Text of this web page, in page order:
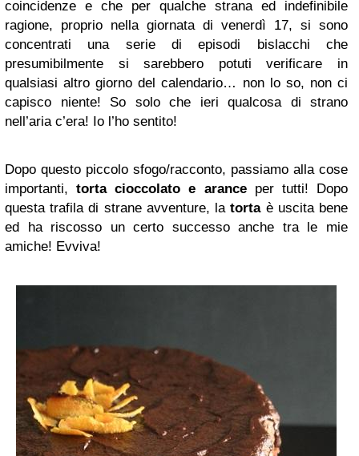
coincidenze e che per qualche strana ed indefinibile
ragione, proprio nella giornata di venerdì 17, si sono
concentrati una serie di episodi bislacchi che
presumibilmente si sarebbero potuti verificare in
qualsiasi altro giorno del calendario… non lo so, non ci
capisco niente! So solo che ieri qualcosa di strano
nell’aria c’era! Io l’ho sentito!
Dopo questo piccolo sfogo/racconto, passiamo alla cose
importanti,torta cioccolato e aranceper tutti! Dopo
questa trafila di strane avventure, latortaè uscita bene
ed ha riscosso un certo successo anche tra le mie
amiche! Evviva!